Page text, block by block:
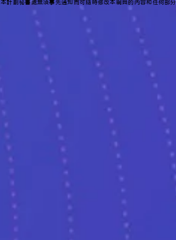
本計劃秘書處無須事先通知而可隨時修改本網頁的內容和任何部